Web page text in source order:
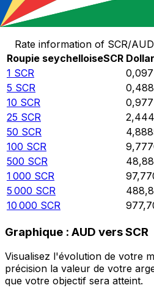
Convertir Roupie seychelloise
Rate information of SCR/
Roupie seychelloiseSCR
1 SCR
5 SCR
10 SCR
25 SCR
50 SCR
100 SCR
500 SCR
1 000 SCR
5 000 SCR
10 000 SCR
Graphique : AUD vers SCR
Visualisez l'évolution de votre
précision la valeur de votre
que votre objectif sera atteint.